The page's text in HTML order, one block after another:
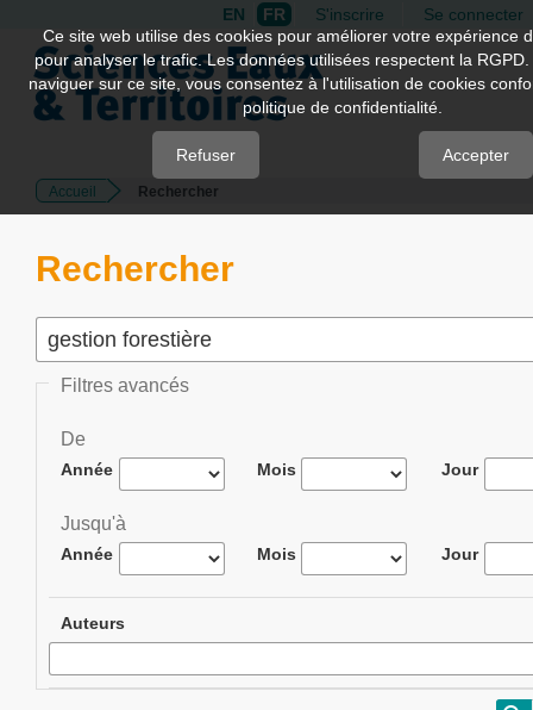
Quick
jump
page
Main
Content
EN FR S'inscrire Se connecter
Accueil Rechercher
Rechercher
Filtres avancés
De
Année Mois Jour
Jusqu'à
Année Mois Jour
Auteurs
Ce site web utilise des cookies pour améliorer votre expérience
pour analyser le trafic. Les données utilisées respectent la
naviguer sur ce site, vous consentez à l'utilisation de cookies
politique de confidentialité.
Refuser Accepter